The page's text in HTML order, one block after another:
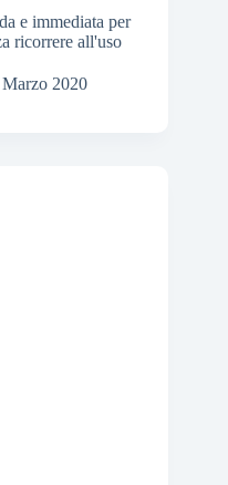
e immediata per
ricorrere all'uso
Marzo 2020